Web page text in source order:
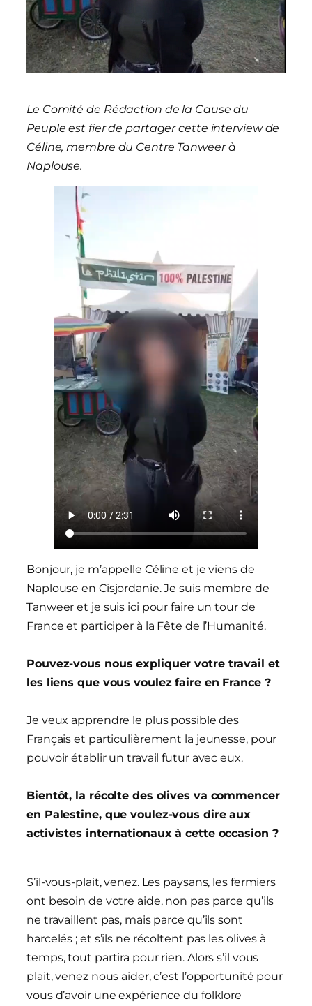
Le Comité de Rédaction de la Cause du
Peuple est fier de partager cette interview de
Céline, membre du Centre Tanweer à
Naplouse.
Bonjour, je m’appelle Céline et je viens de
Naplouse en Cisjordanie. Je suis membre de
Tanweer et je suis ici pour faire un tour de
France et participer à la Fête de l’Humanité.
Pouvez-vous nous expliquer votre travail et
les liens que vous voulez faire en France ?
Je veux apprendre le plus possible des
Français et particulièrement la jeunesse, pour
pouvoir établir un travail futur avec eux.
Bientôt, la récolte des olives va commencer
en Palestine, que voulez-vous dire aux
activistes internationaux à cette occasion ?
S’il-vous-plait, venez. Les paysans, les fermiers
ont besoin de votre aide, non pas parce qu’ils
ne travaillent pas, mais parce qu’ils sont
harcelés ; et s’ils ne récoltent pas les olives à
temps, tout partira pour rien. Alors s’il vous
plait, venez nous aider, c’est l’opportunité pour
vous d’avoir une expérience du folklore